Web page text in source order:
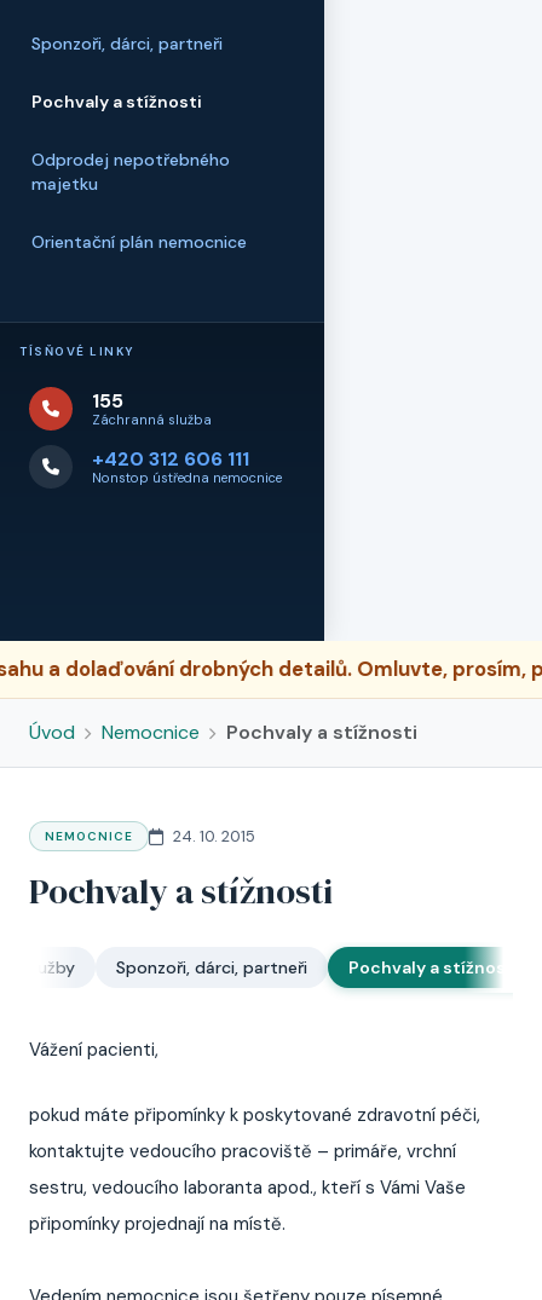
Sponzoři, dárci, partneři
Pochvaly a stížnosti
Odprodej nepotřebného
majetku
Orientační plán nemocnice
TÍSŇOVÉ LINKY
155
Záchranná služba
+420 312 606 111
Nonstop ústředna nemocnice
dolaďování drobných detailů. Omluvte, prosím,
Úvod Nemocnice Pochvaly a stížnosti
NEMOCNICE 24. 10. 2015
Pochvaly a stížnosti
služby Sponzoři, dárci, partneři Pochvaly a stížnosti
Vážení pacienti,
pokud máte připomínky k poskytované zdravotní péči,
kontaktujte vedoucího pracoviště – primáře, vrchní
sestru, vedoucího laboranta apod., kteří s Vámi Vaše
připomínky projednají na místě.